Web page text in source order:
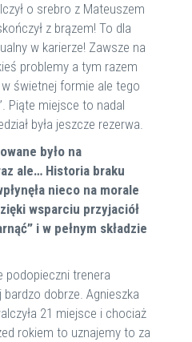
o srebro z Mateuszem
z brązem! To dla
w karierze! Zawsze na
problemy a tym razem
świetnej formie ale tego
Piąte miejsce to nadal
była jeszcze rezerwa.
było na
ale… Historia braku
nieco na morale
wsparciu przyjaciół
i w pełnym składzie
podopieczni trenera
dobrze. Agnieszka
21 miejsce i chociaż
rokiem to uznajemy to za